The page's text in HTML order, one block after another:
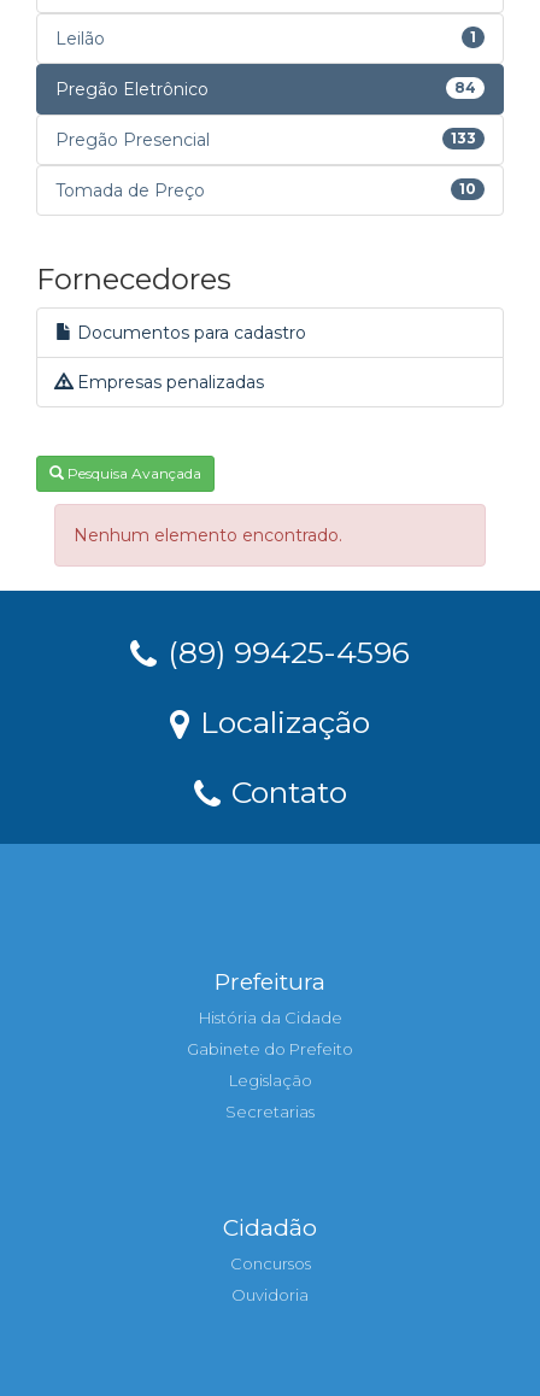
Leilão 1
Pregão Eletrônico 84
Pregão Presencial 133
Tomada de Preço 10
Fornecedores
Documentos para cadastro
Empresas penalizadas
Pesquisa Avançada
Nenhum elemento encontrado.
(89) 99425-4596
Localização
Contato
Prefeitura
História da Cidade
Gabinete do Prefeito
Legislação
Secretarias
Cidadão
Concursos
Ouvidoria